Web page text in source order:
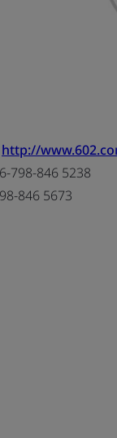
http://
798-846 5238
846 5673